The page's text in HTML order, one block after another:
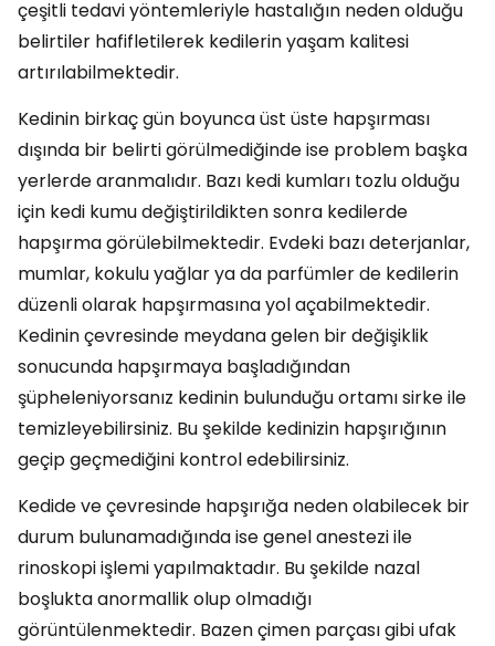
çeşitli tedavi yöntemleriyle hastalığın neden olduğu
belirtiler hafifletilerek kedilerin yaşam kalitesi
artırılabilmektedir.
Kedinin birkaç gün boyunca üst üste hapşırması
dışında bir belirti görülmediğinde ise problem başka
yerlerde aranmalıdır. Bazı kedi kumları tozlu olduğu
için kedi kumu değiştirildikten sonra kedilerde
hapşırma görülebilmektedir. Evdeki bazı deterjanlar,
mumlar, kokulu yağlar ya da parfümler de kedilerin
düzenli olarak hapşırmasına yol açabilmektedir.
Kedinin çevresinde meydana gelen bir değişiklik
sonucunda hapşırmaya başladığından
şüpheleniyorsanız kedinin bulunduğu ortamı sirke ile
temizleyebilirsiniz. Bu şekilde kedinizin hapşırığının
geçip geçmediğini kontrol edebilirsiniz.
Kedide ve çevresinde hapşırığa neden olabilecek bir
durum bulunamadığında ise genel anestezi ile
rinoskopi işlemi yapılmaktadır. Bu şekilde nazal
boşlukta anormallik olup olmadığı
görüntülenmektedir. Bazen çimen parçası gibi ufak